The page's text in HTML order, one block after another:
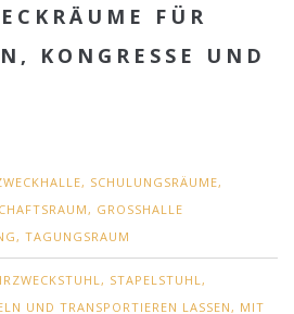
FÜR
KONGRESSE UND
SCHULUNGSRÄUME,
GROSSHALLE K
TAGUNGSRAUM
STAPELSTUHL,
UND TRANSPORTIEREN LASSEN, MIT